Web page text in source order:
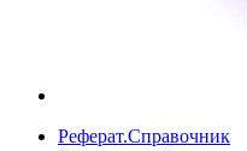
Реферат.Справочник